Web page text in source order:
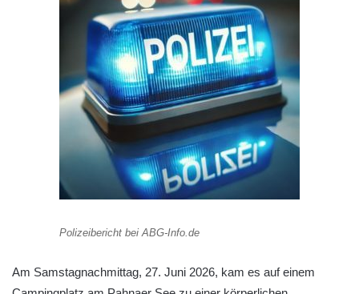
Polizeibericht bei ABG-Info.de
Am Samstagnachmittag, 27. Juni 2026, kam es auf einem